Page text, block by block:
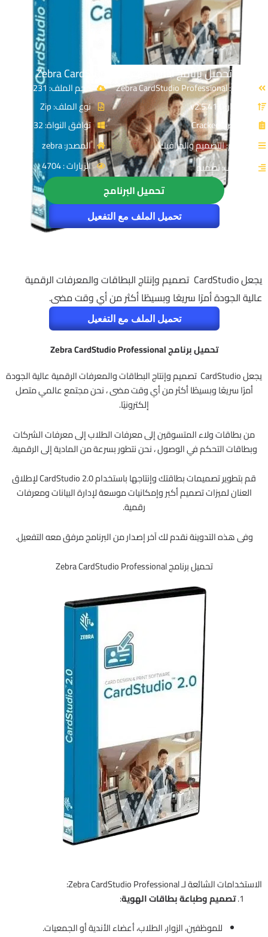
تحميل برنامج Zebra CardStudio Professional
الاسم: Zebra CardStudio Professional
الإصدار: v2.5.41.0
الترخيص: Cracked
القسم: التصميم والجرافيك
التصنيف: تصميم
حجم الملف: 231 MB
نوع الملف: Zip
توافق النواة: 32 & 64-Bit
المصدر: zebra
الزيارات : 4704
تحميل البرنامج
تحميل الملف مع التفعيل
يجعل CardStudio تصميم وإنتاج البطاقات والمعرفات الرقمية
عالية الجودة أمرًا سريعًا وبسيطًا أكثر من أي وقت مضى.
تحميل الملف مع التفعيل
تحميل برنامج Zebra CardStudio Professional
يجعل CardStudio تصميم وإنتاج البطاقات والمعرفات الرقمية عالية الجودة
أمرًا سريعًا وبسيطًا أكثر من أي وقت مضى ، نحن مجتمع عالمي متصل
إلكترونيًا.
من بطاقات ولاء المتسوقين إلى معرفات الطلاب إلى معرفات الشركات
وبطاقات التحكم في الوصول ، نحن نتطور بسرعة من المادية إلى الرقمية.
قم بتطوير تصميمات بطاقتك وإنتاجها باستخدام CardStudio 2.0 لإطلاق
العنان لميزات تصميم أكبر وإمكانيات موسعة لإدارة البيانات ومعرفات
رقمية.
وفى هذه التدوينة نقدم لك آخر إصدار من البرنامج مرفق معه التفعيل.
تحميل برنامج Zebra CardStudio Professional
الاستخدامات الشائعة لـ Zebra CardStudio Professional:
تصميم وطباعة بطاقات الهوية:
للموظفين، الزوار، الطلاب، أعضاء الأندية أو الجمعيات.